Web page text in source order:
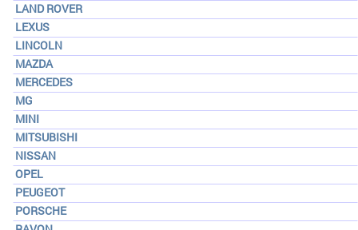
LAND ROVER
LEXUS
LINCOLN
MAZDA
MERCEDES
MG
MINI
MITSUBISHI
NISSAN
OPEL
PEUGEOT
PORSCHE